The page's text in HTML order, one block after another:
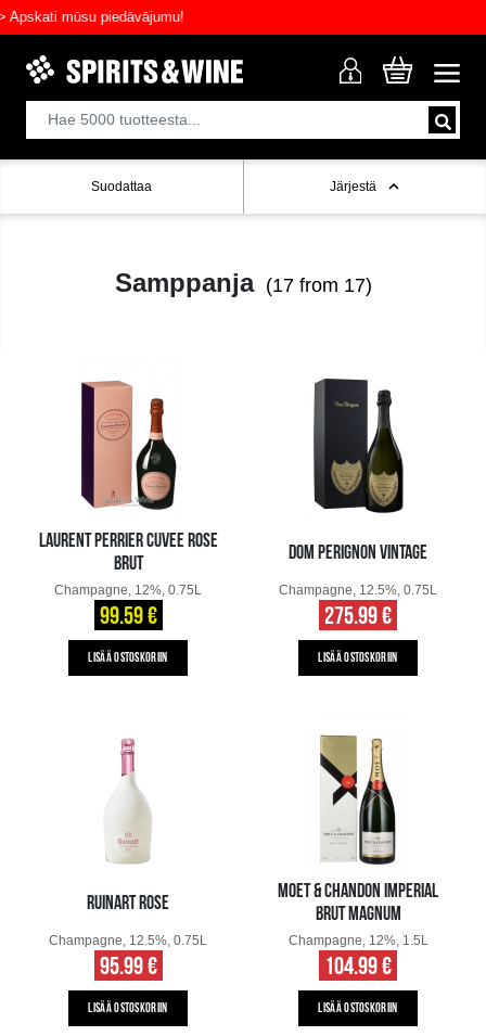
mūsu piedāvājumu!
Suodattaa Järjestä
Samppanja (17 from 17)
LAURENT PERRIER CUVEE ROSE
BRUT
Champagne, 12%, 0.75L
99.59 €
LISÄÄ OSTOSKORIIN
DOM PERIGNON VINTAGE
Champagne, 12.5%, 0.75L
275.99 €
LISÄÄ OSTOSKORIIN
RUINART ROSE
Champagne, 12.5%, 0.75L
95.99 €
LISÄÄ OSTOSKORIIN
MOET & CHANDON IMPERIAL
BRUT MAGNUM
Champagne, 12%, 1.5L
104.99 €
LISÄÄ OSTOSKORIIN